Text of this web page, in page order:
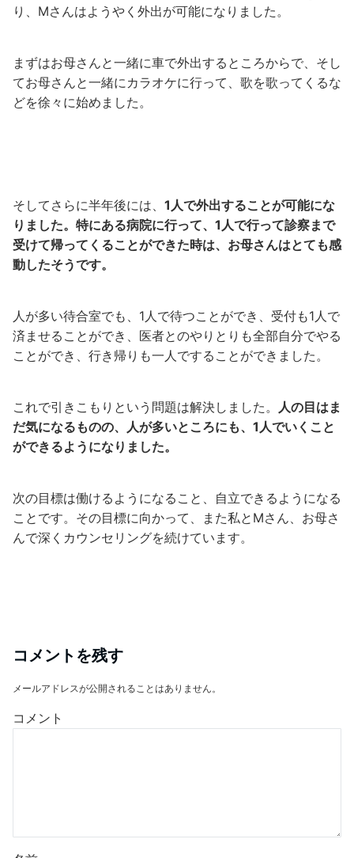
り、Mさんはようやく外出が可能になりました。
まずはお母さんと一緒に車で外出するところからで、そし
てお母さんと一緒にカラオケに行って、歌を歌ってくるな
どを徐々に始めました。
そしてさらに半年後には、 1人で外出することが可能にな
りました。特にある病院に行って、1人で行って診察まで
受けて帰ってくることができた時は、お母さんはとても感
動したそうです。
人が多い待合室でも、1人で待つことができ、受付も1人で
済ませることができ、医者とのやりとりも全部自分でやる
ことができ、行き帰りも一人ですることができました。
これで引きこもりという問題は解決しました。
人の目はま
だ気になるものの、人が多いところにも、1人でいくこと
ができるようになりました。
次の目標は働けるようになること、自立できるようになる
ことです。その目標に向かって、また私とMさん、お母さ
んで深くカウンセリングを続けています。
コメントを残す
メールアドレスが公開されることはありません。
コメント